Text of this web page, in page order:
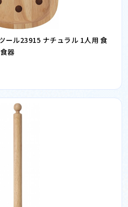
ール23915 ナチュラル 1人用 食
器